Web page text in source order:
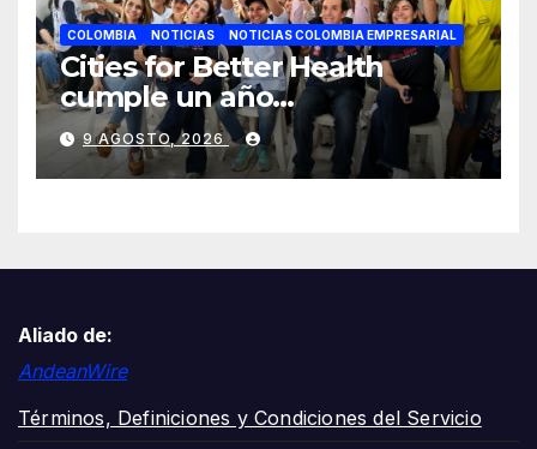
COLOMBIA NOTICIAS NOTICIAS COLOMBIA EMPRESARIAL
Cities for Better Health
cumple un año
transformando la salud en
Cali y lo celebra con una
jornada de voluntariado y
9 AGOSTO, 2026
Aliado de:
AndeanWire
Términos, Definiciones y Condiciones del Servicio